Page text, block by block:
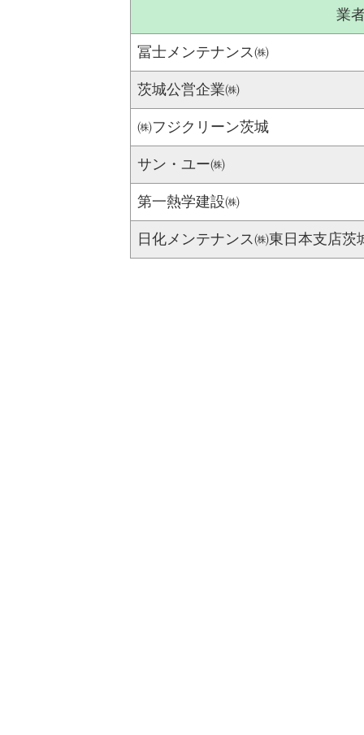
業
冨士メンテナンス㈱
茨城公営企業㈱
㈱フジクリーン茨城
サン・ユー㈱
第一熱学建設㈱
日化メンテナンス㈱東日本支店茨